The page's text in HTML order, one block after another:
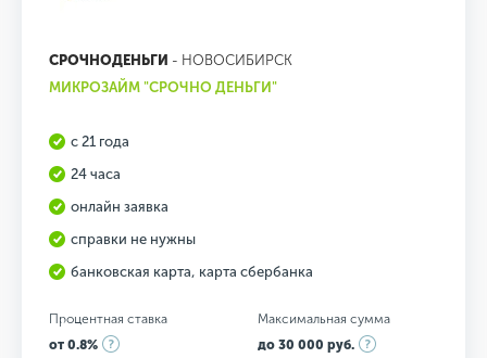
СРОЧНОДЕНЬГИ - НОВОСИБИРСК
МИКРОЗАЙМ "СРОЧНО ДЕНЬГИ"
с 21 года
24 часа
онлайн заявка
справки не нужны
банковская карта, карта сбербанка
Процентная ставка
от 0.8%
Максимальная сумма
до 30 000 руб.